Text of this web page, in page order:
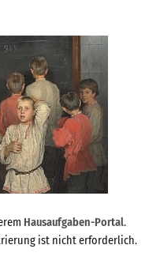
Hausaufgaben-Portal.
ist nicht erforderlich.